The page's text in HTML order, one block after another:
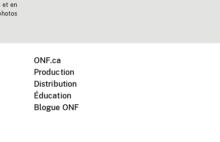
et en
ONF.ca
Production
Distribution
Éducation
Blogue ONF